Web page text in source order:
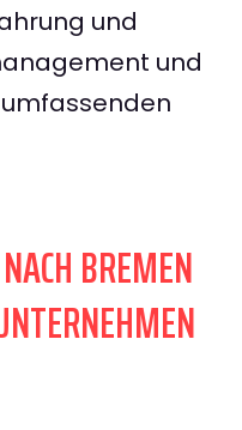
und
und
BREMEN